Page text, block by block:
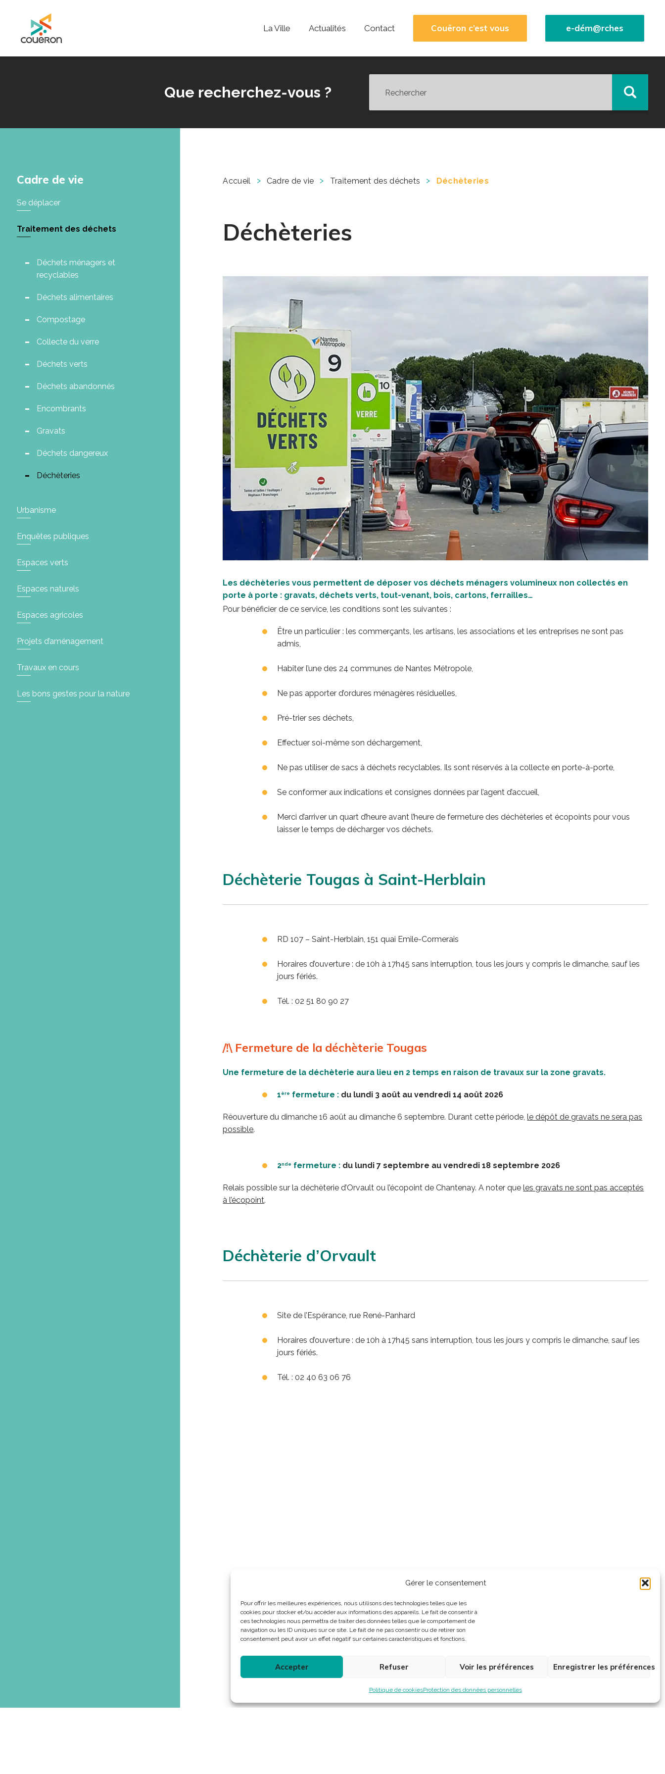
Gérer le consentement
Pour offrir les meilleures expériences, nous utilisons des technologies telles que les
cookies pour stocker et/ou accéder aux informations des appareils. Le fait de consentir à
ces technologies nous permettra de traiter des données telles que le comportement de
navigation ou les ID uniques sur ce site. Le fait de ne pas consentir ou de retirer son
consentement peut avoir un effet négatif sur certaines caractéristiques et fonctions.
Accepter Refuser Voir les préférences Enregistrer les préférences
Politique de cookiesProtection des données personnelles
La Ville Actualités Contact Couëron c’est vous e-dém@rches
Que recherchez-vous ?
Cadre de vie
Se déplacer
Traitement des déchets
Déchets ménagers et
recyclables
Déchets alimentaires
Compostage
Collecte du verre
Déchets verts
Déchets abandonnés
Encombrants
Gravats
Déchets dangereux
Déchèteries
Urbanisme
Enquêtes publiques
Espaces verts
Espaces naturels
Espaces agricoles
Projets d’aménagement
Travaux en cours
Les bons gestes pour la nature
Accueil > Cadre de vie > Traitement des déchets > Déchèteries
Déchèteries
Les déchèteries vous permettent de déposer vos déchets ménagers volumineux non collectés en
porte à porte : gravats, déchets verts, tout-venant, bois, cartons, ferrailles…
Pour bénéficier de ce service, les conditions sont les suivantes :
Être un particulier : les commerçants, les artisans, les associations et les entreprises ne sont pas
admis,
Habiter l’une des 24 communes de Nantes Métropole,
Ne pas apporter d’ordures ménagères résiduelles,
Pré-trier ses déchets,
Effectuer soi-même son déchargement,
Ne pas utiliser de sacs à déchets recyclables. Ils sont réservés à la collecte en porte-à-porte,
Se conformer aux indications et consignes données par l’agent d’accueil,
Merci d’arriver un quart d’heure avant l’heure de fermeture des déchèteries et écopoints pour vous
laisser le temps de décharger vos déchets.
Déchèterie Tougas à Saint-Herblain
RD 107 – Saint-Herblain, 151 quai Emile-Cormerais
Horaires d’ouverture : de 10h à 17h45 sans interruption, tous les jours y compris le dimanche, sauf les
jours fériés.
Tél. : 02 51 80 90 27
/!\ Fermeture de la déchèterie Tougas
Une fermeture de la déchèterie aura lieu en 2 temps en raison de travaux sur la zone gravats.
1ère fermeture : du lundi 3 août au vendredi 14 août 2026
Réouverture du dimanche 16 août au dimanche 6 septembre. Durant cette période,le dépôt de gravats ne sera pas
possible.
2nde fermeture : du lundi 7 septembre au vendredi 18 septembre 2026
Relais possible sur la déchèterie d’Orvault ou l’écopoint de Chantenay. A noter queles gravats ne sont pas acceptés
à l’écopoint.
Déchèterie d’Orvault
Site de l’Espérance, rue René-Panhard
Horaires d’ouverture : de 10h à 17h45 sans interruption, tous les jours y compris le dimanche, sauf les
jours fériés.
Tél. : 02 40 63 06 76